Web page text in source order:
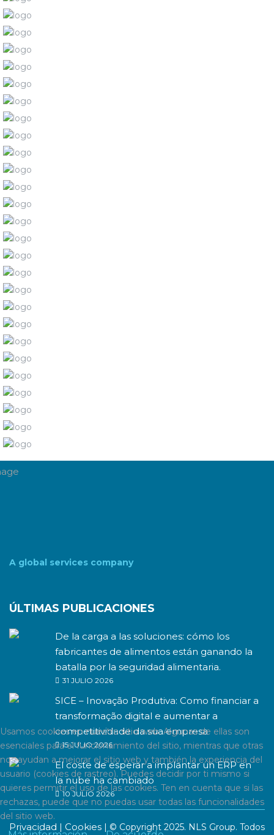
A global services company
ÚLTIMAS PUBLICACIONES
De la carga a las soluciones: cómo los
fabricantes de alimentos están ganando la
batalla por la seguridad alimentaria.
31 JULIO 2026
SICE – Inovação Produtiva: Como financiar a
transformação digital e aumentar a
competitividade da sua empresa
15 JULIO 2026
El coste de esperar a implantar un ERP en
la nube ha cambiado
10 JULIO 2026
Privacidad | Cookies | © Copyright 2025. NLS Group. Todos
Usamos cookies en nuestro sitio web. Algunas de ellas son
esenciales para el funcionamiento del sitio, mientras que otras
nos ayudan a mejorar el sitio web y también la experiencia del
usuario (cookies de rastreo). Puedes decidir por ti mismo si
quieres permitir el uso de las cookies. Ten en cuenta que si las
rechazas, puede que no puedas usar todas las funcionalidades
del sitio web.